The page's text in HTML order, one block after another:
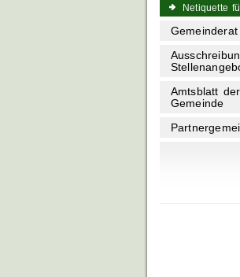
Netiquette
Gemeinderat
Amtsblatt der
Gemeinde